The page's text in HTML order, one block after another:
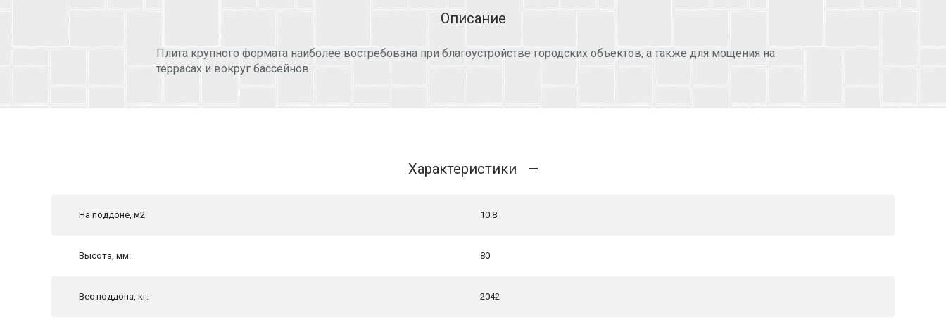
Описание
Плита крупного формата наиболее востребована при благоустройстве городских объектов, а также для мощения на
террасах и вокруг бассейнов.
Характеристики
На поддоне, м2: 10.8
Высота, мм: 80
Вес поддона, кг: 2042